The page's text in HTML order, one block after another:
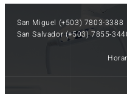
San Miguel (+503) 7803-3388
San Salvador (+503) 7855-